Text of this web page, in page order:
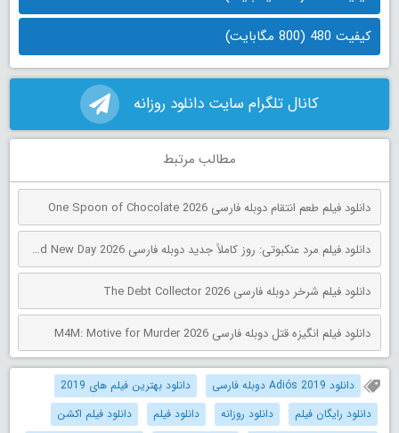
کیفیت 480 (800 مگابایت)
کانال تلگرام سایت دانلود روزانه
مطالب مرتبط
دانلود فیلم طعم انتقام دوبله فارسی One Spoon of Chocolate 2026
دانلود فیلم مرد عنکبوتی: روز کاملاً جدید دوبله فارسی Spider-Man: Brand New Day 2026
دانلود فیلم شرخر دوبله فارسی The Debt Collector 2026
دانلود فیلم انگیزه قتل دوبله فارسی M4M: Motive for Murder 2026
دانلود Adiós 2019 دوبله فارسی
دانلود بهترین فیلم های 2019
دانلود رایگان فیلم
دانلود روزانه دانلود فیلم
دانلود فیلم اکشن